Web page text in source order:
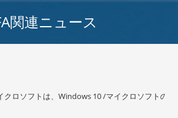
関連ニュース
クロソフトは、Windows 10 /マイクロソフトの